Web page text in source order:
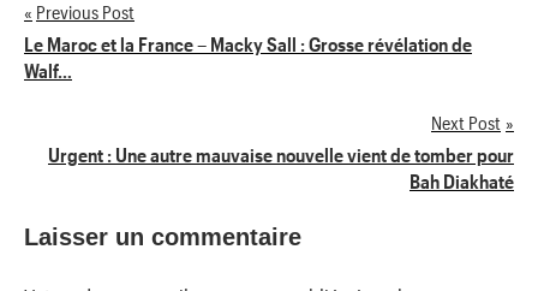
Navigation
de
Previous Post
Le Maroc et la France – Macky Sall : Grosse révélation de
Walf…
Next Post
Urgent : Une autre mauvaise nouvelle vient de tomber pour
Bah Diakhaté
Laisser un commentaire